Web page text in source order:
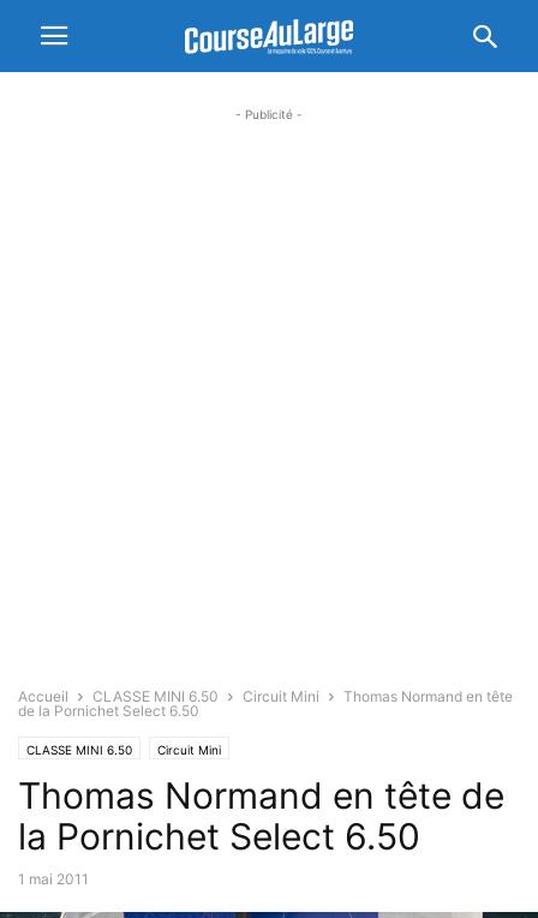
- Publicité -
Accueil CLASSE MINI 6.50 Circuit Mini
Thomas Normand en tête
de la Pornichet Select 6.50
CLASSE MINI 6.50 Circuit Mini
Thomas Normand en tête de
la Pornichet Select 6.50
1 mai 2011